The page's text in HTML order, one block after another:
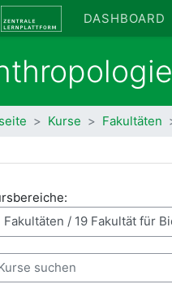
DASHBOARD
Kurse Fakultäten
suchen